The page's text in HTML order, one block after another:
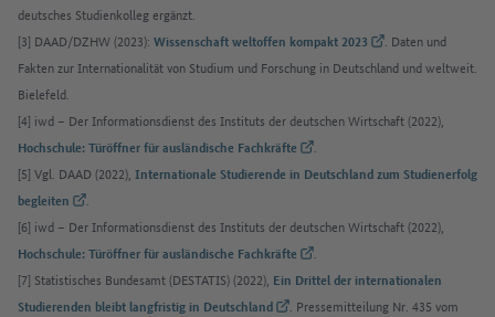
deutsches Studienkolleg ergänzt.
[3] DAAD/DZHW (2023): Wissenschaft weltoffen kompakt 2023
. Daten und
Fakten zur Internationalität von Studium und Forschung in Deutschland und weltweit.
Bielefeld.
[4] iwd – Der Informationsdienst des Instituts der deutschen Wirtschaft (2022),
Hochschule: Türöffner für ausländische Fachkräfte
(Externer Link)
[5] Vgl. DAAD (2022), Internationale Studierende in Deutschland zum Studienerfolg
begleiten
(Externer Link)
[6] iwd – Der Informationsdienst des Instituts der deutschen Wirtschaft (2022),
Hochschule: Türöffner für ausländische Fachkräfte
(Externer Link)
[7] Statistisches Bundesamt (DESTATIS) (2022), Ein Drittel der internationalen
Studierenden bleibt langfristig in Deutschland
(Externer Link)
. Pressemitteilung Nr. 435 vom